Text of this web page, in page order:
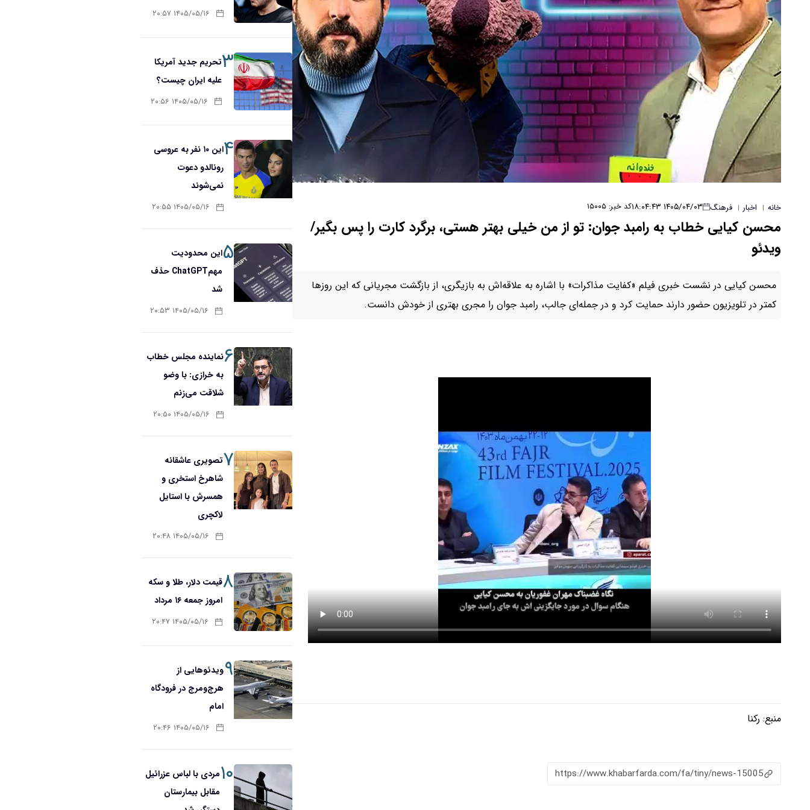
خانه | اخبار | فرهنگ ۱۴۰۵/۰۴/۰۳ ۱۸:۰۴:۴۳ کد خبر: ۱۵۰۰۵
محسن کیایی خطاب به رامبد جوان: تو از من خیلی بهتر هستی، برگرد کارت را پس بگیر/
ویدئو
محسن کیایی در نشست خبری فیلم «کفایت مذاکرات» با اشاره به علاقه‌اش به بازیگری، از بازگشت مجریانی که این روزها
کمتر در تلویزیون حضور دارند حمایت کرد و در جمله‌ای جالب، رامبد جوان را مجری بهتری از خودش دانست.
منبع: رکنا
https://www.khabarfarda.com/fa/tiny/news-15005
۱۴۰۵/۰۵/۱۶ ۲۰:۵۷
۳تحریم‌ جدید آمریکا
علیه ایران چیست؟
۱۴۰۵/۰۵/۱۶ ۲۰:۵۶
۴
این ۱۰ نفر به عروسی
رونالدو دعوت
نمی‌شوند
۱۴۰۵/۰۵/۱۶ ۲۰:۵۵
۵این محدودیت
مهمChatGPT حذف
شد
۱۴۰۵/۰۵/۱۶ ۲۰:۵۳
۶نماینده مجلس خطاب
به خرازی: با وضو
شلاقت می‌زنم
۱۴۰۵/۰۵/۱۶ ۲۰:۵۰
۷تصویری عاشقانه
شاهرخ استخری و
همسرش با استایل
لاکچری
۱۴۰۵/۰۵/۱۶ ۲۰:۴۸
۸قیمت دلار، طلا و سکه
امروز جمعه ۱۶ مرداد
۱۴۰۵/۰۵/۱۶ ۲۰:۴۷
۹ویدئوهایی از
هرج‌ومرج در فرودگاه
امام
۱۴۰۵/۰۵/۱۶ ۲۰:۴۶
۱۰مردی با لباس عزرائیل
مقابل بیمارستان